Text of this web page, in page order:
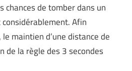
chances de tomber dans un
Afin
maintien d’une distance de
de la règle des 3 secondes